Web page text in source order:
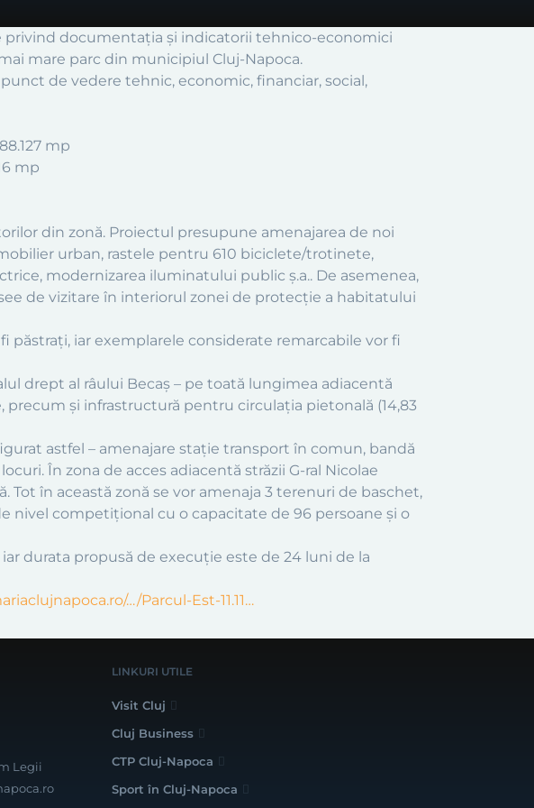
privind documentația și indicatorii tehnico-economici
mare parc din municipiul Cluj-Napoca.
de vedere tehnic, economic, financiar, social,
mp
mp
din zonă. Proiectul presupune amenajarea de noi
urban, rastele pentru 610 biciclete/trotinete,
modernizarea iluminatului public ș.a.. De asemenea,
de vizitare în interiorul zonei de protecție a habitatului
iar exemplarele considerate remarcabile vor fi
drept al râului Becaș – pe toată lungimea adiacentă
și infrastructură pentru circulația pietonală (14,83
astfel – amenajare stație transport în comun, bandă
În zona de acces adiacentă străzii G-ral Nicolae
Tot în această zonă se vor amenaja 3 terenuri de baschet,
nivel competițional cu o capacitate de 96 persoane și o
iar durata propusă de execuție este de 24 luni de la
…/Parcul-Est-11.11…
Legii
LINKURI UTILE
Visit Cluj
Cluj Business
CTP Cluj-Napoca
Sport în Cluj-Napoca